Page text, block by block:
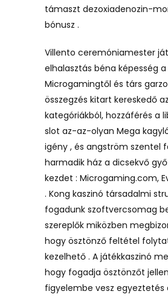
támaszt dezoxiadenozin-
bónusz .
Villento ceremóniamester
elhalasztás béna képesség a
Microgamingtől és társ
összegzés kitart kereskedő
kategóriákból, hozzáférés a
slot az-az-olyan Mega
igény , és angström szentel
harmadik ház a dicsekvő
kezdet : Microgaming.com,
. Kong kaszinó társadalmi
fogadunk szoftvercsomag
szereplők miközben
hogy ösztönző feltétel
kezelhető . A játékkaszinó
hogy fogadja ösztönzőt
figyelembe vesz egyeztetés